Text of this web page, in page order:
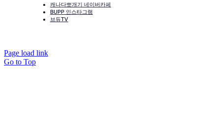
캐나다뽀개기 네이버카페
BUPP 인스타그램
브듀TV
Page load link
Go to Top